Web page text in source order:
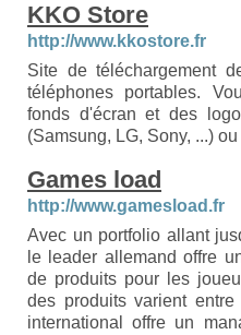
KKO Store
http://www.kkostore.fr
Site de téléchargement
téléphones portables.
fonds d'écran et des
(Samsung, LG, Sony, ...)
Games load
http://www.gamesload.fr
Avec un portfolio allant
le leader allemand offre
de produits pour les
des produits varient
international offre un